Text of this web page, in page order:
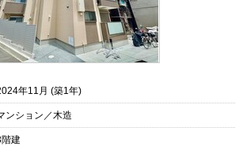
年11月 (築1年)
ンション／木造
階建